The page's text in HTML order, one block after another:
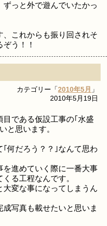
っと外で遊んでいたかっ
これからも振り回されそ
う！！
カテゴリー「2010年5月 」
2010年5月19日
である仮設工事の｢水盛
と思います。
何だろう？？｣なんて思わ
を進めていく際に一番大事
る工程なんです。
大変な事になってしまうん
写真も載せたいと思いま